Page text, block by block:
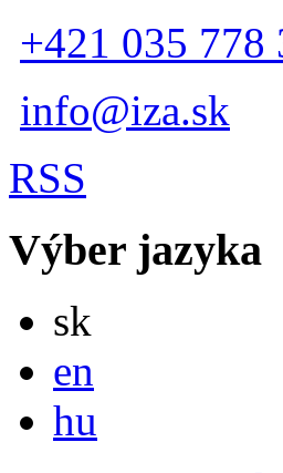
+421 035 778
info@iza.sk
RSS
Výber jazyka
sk
en
hu